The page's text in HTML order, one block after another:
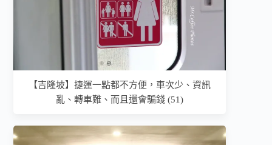
【吉隆坡】捷運一點都不方便，車次少、資訊
亂、轉車難、而且還會騙錢 (51)